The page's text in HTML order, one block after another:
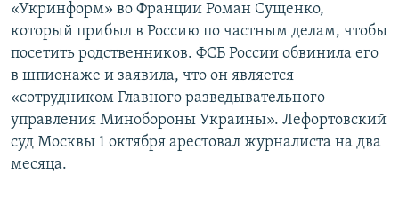
«Укринформ» во Франции Роман Сущенко,
который прибыл в Россию по частным делам, чтобы
посетить родственников. ФСБ России обвинила его
в шпионаже и заявила, что он является
«сотрудником Главного разведывательного
управления Минобороны Украины». Лефортовский
суд Москвы 1 октября арестовал журналиста на два
месяца.